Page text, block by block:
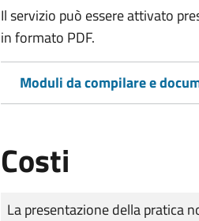
Il servizio può essere attivato
in formato PDF.
Moduli da compilare e
Costi
Tipo di pagamento
Importo
La presentazione della pratica